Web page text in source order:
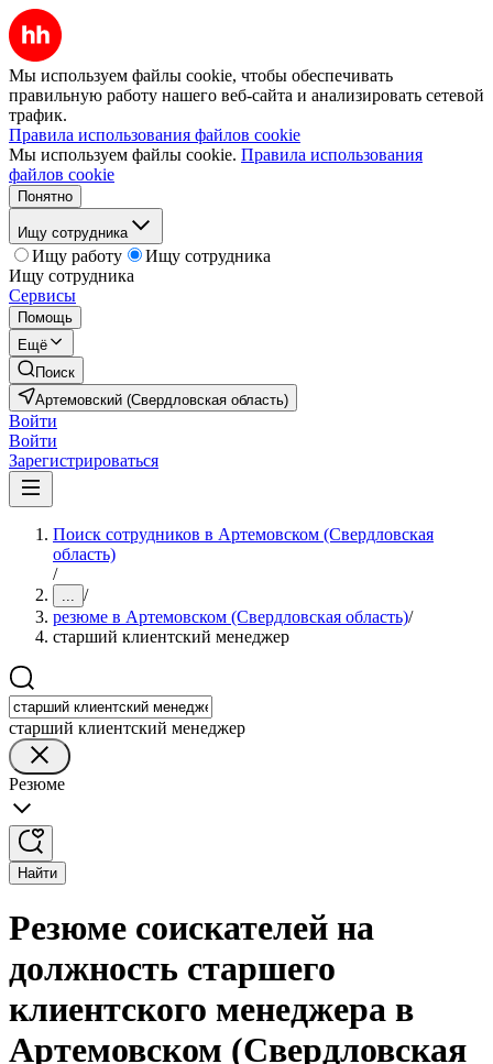
Мы используем файлы cookie, чтобы обеспечивать
правильную работу нашего веб-сайта и анализировать сетевой
трафик.
Правила использования файлов cookie
Мы используем файлы cookie. Правила использования
файлов cookie
Понятно
Ищу сотрудника
Ищу работу
Ищу сотрудника
Ищу сотрудника
Сервисы
Помощь
Ещё
Поиск
Артемовский (Свердловская область)
Войти
Войти
Зарегистрироваться
Поиск сотрудников в Артемовском (Свердловская
область)
/
... /
резюме в Артемовском (Свердловская область)/
старший клиентский менеджер
старший клиентский менеджер
Резюме
Найти
Резюме соискателей на
должность старшего
клиентского менеджера в
Артемовском (Свердловская